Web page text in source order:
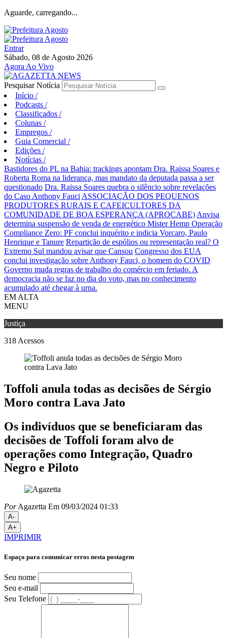
Aguarde, carregando...
Entrar
Sábado, 08 de Agosto 2026
Agora Ao Vivo
Pesquisar Notícia
Início /
Podcasts /
Classificados /
Colunas /
Empregos /
Guia Comercial /
Edições /
Notícias /
Bastidores do PL na Bahia: trackings apontam Dra. Raissa Soares e
Roberta Roma na liderança, mas mandato da deputada passa a ser
questionado Dra. Raissa Soares quebra o silêncio sobre revelações
do Caso Anthony Fauci ASSOCIAÇÃO DOS PEQUENOS
PRODUTORES RURAIS E CAFEICULTORES DA
COMUNIDADE DE BOA ESPERANÇA (APROCABE) Anvisa
determina suspensão de venda de energético Mister Hemp Operação
Compliance Zero: PF conclui inquérito e indicia Vorcaro, Paulo
Henrique e Tanure Repartição de espólios ou representação real? O
Extremo Sul mandou avisar que Cansou Congresso dos EUA
conclui investigação sobre Anthony Fauci, o homem do COVID
Governo muda regras de trabalho do comércio em feriado. A
democracia não se faz no dia do voto, mas no conhecimento
acumulado até chegar à urna.
EM ALTA
MENU
Justiça
318 Acessos
Toffoli anula todas as decisões de Sérgio
Moro contra Lava Jato
Os indivíduos que se beneficiaram das
decisões de Toffoli foram alvo de
operações como Integração, Quadro
Negro e Piloto
PorAgazetta Em 09/03/2024 01:33
A-
A+
IMPRIMIR
Espaço para comunicar erros nesta postagem
Seu nome
Seu e-mail
Seu Telefone